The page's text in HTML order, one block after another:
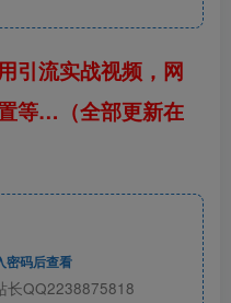
引流实战视频，网
等…（全部更新在
密码后查看
长QQ2238875818